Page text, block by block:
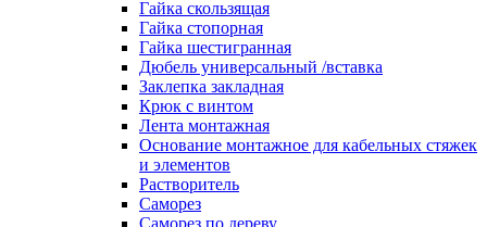
Поворот для настенного кабель-
Рамка для ввода настенного
канала в стену/потолок/щит
Соединитель на стык для
кабель-канала
Соединитель/накладка на стык для
кабель-канала
Угол внешний для кабель-канала
Угол внешний для настенного
канала
Угол т-образный для кабель-
Гайка скользящая
Гайка стопорная
Гайка шестигранная
Дюбель универсальный /вставка
Заклепка закладная
Крюк с винтом
Лента монтажная
Основание монтажное для кабельных стяжек
и элементов
Растворитель
Саморез
Саморез по дереву